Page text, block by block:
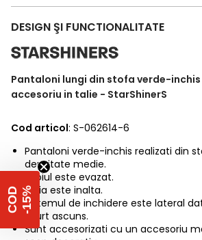
DESIGN ŞI FUNCTIONALITATE
Pantaloni lungi din stofa verde-
accesoriu in talie - StarShinerS
Cod articol: S-062614-6
Pantaloni verde-inchis realizati din
densitate medie.
Croiul este evazat.
Talia este inalta.
Sistemul de inchidere este lateral
scurt ascuns.
Sunt accesorizati cu un accesoriu
C
O
D
-
1
5 %